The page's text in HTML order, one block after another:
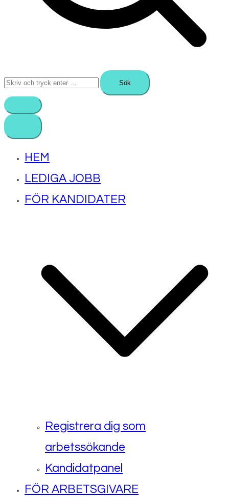
Sök
HEM
LEDIGA JOBB
FÖR KANDIDATER
Registrera dig som
arbetssökande
Kandidatpanel
FÖR ARBETSGIVARE